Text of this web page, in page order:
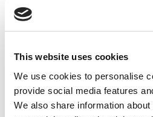
This website uses cookies
We use cookies to personalise
provide social media features
We also share information
In diesem Artikel
Details zur Funktion